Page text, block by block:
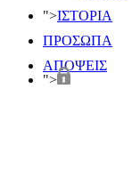
">ΙΣΤΟΡΙΑ
ΠΡΟΣΩΠΑ
ΑΠΟΨΕΙΣ
">